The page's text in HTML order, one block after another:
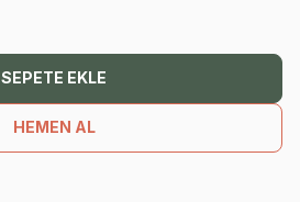
SEPETE EKLE
HEMEN AL